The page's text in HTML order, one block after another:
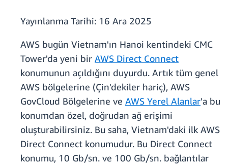
Yayınlanma Tarihi: 16 Ara 2025
AWS bugün Vietnam'ın Hanoi kentindeki CMC
Tower'da yeni bir AWS Direct Connect
konumunun açıldığını duyurdu. Artık tüm genel
AWS bölgelerine (Çin'dekiler hariç), AWS
GovCloud Bölgelerine ve AWS Yerel Alanlar'a bu
konumdan özel, doğrudan ağ erişimi
oluşturabilirsiniz. Bu saha, Vietnam'daki ilk AWS
Direct Connect konumudur. Bu Direct Connect
konumu, 10 Gb/sn. ve 100 Gb/sn. bağlantılar